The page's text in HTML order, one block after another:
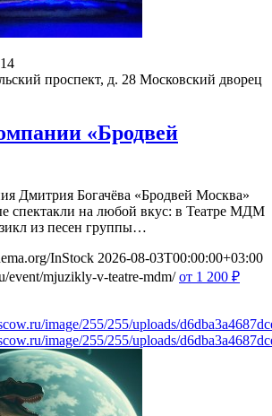
проспект, д. 28 Московский дворец
«Бродвей
Дмитрия Богачёва «Бродвей Москва»
спектакли на любой вкус: в Театре МДМ
из песен группы…
InStock 2026-08-03T00:00:00+03:00
event/mjuzikly-v-teatre-mdm/ от 1 200 ₽
image/255/255/uploads/
image/255/255/uploads/